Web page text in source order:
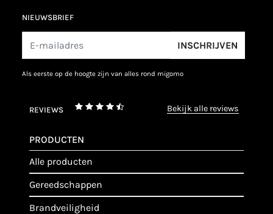
NIEUWSBRIEF
INSCHRIJVEN
als eerste op de hoogte zijn van alles rond migomo
REVIEWS bekijk alle reviews
PRODUCTEN
alle producten
gereedschappen
brandveiligheid